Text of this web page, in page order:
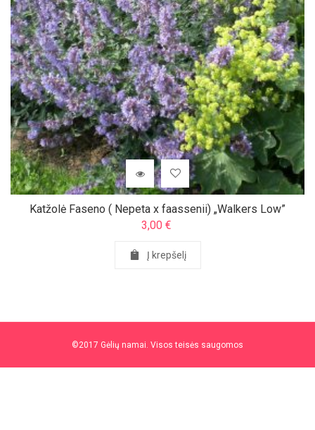
Katžolė Faseno ( Nepeta x faassenii) „Walkers Low”
3,00 €
Į krepšelį
©2017 Gėlių namai. Visos teisės saugomos